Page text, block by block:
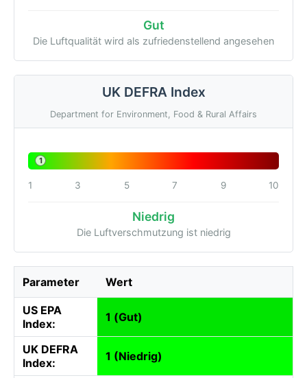
Gut
Die Luftqualität wird als zufriedenstellend angesehen
UK DEFRA Index
Department for Environment, Food & Rural Affairs
1
1 3 5 7 9 10
Niedrig
Die Luftverschmutzung ist niedrig
Parameter Wert
US EPA
Index:
1 (Gut)
UK DEFRA
Index:
1 (Niedrig)